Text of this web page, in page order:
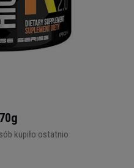
kupiło ostatnio